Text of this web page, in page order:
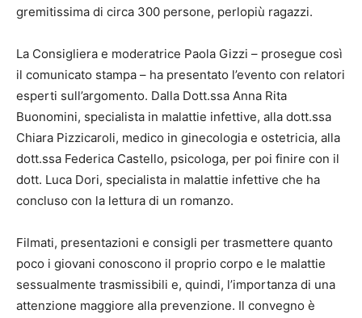
gremitissima di circa 300 persone, perlopiù ragazzi.
La Consigliera e moderatrice Paola Gizzi – prosegue così
il comunicato stampa – ha presentato l’evento con relatori
esperti sull’argomento. Dalla Dott.ssa Anna Rita
Buonomini, specialista in malattie infettive, alla dott.ssa
Chiara Pizzicaroli, medico in ginecologia e ostetricia, alla
dott.ssa Federica Castello, psicologa, per poi finire con il
dott. Luca Dori, specialista in malattie infettive che ha
concluso con la lettura di un romanzo.
Filmati, presentazioni e consigli per trasmettere quanto
poco i giovani conoscono il proprio corpo e le malattie
sessualmente trasmissibili e, quindi, l’importanza di una
attenzione maggiore alla prevenzione. Il convegno è